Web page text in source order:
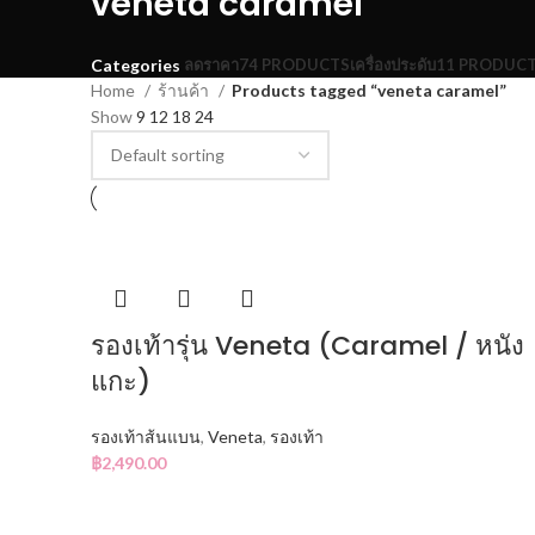
Categories ลดราคา74 PRODUCTSเครื่องประดับ11
Home ร้านค้า
Products tagged “veneta caramel”
Show9 12 18 24
รองเท้ารุ่น Veneta (Caramel / หนัง
แกะ)
รองเท้าส้นแบน, Veneta, รองเท้า
฿2,490.00